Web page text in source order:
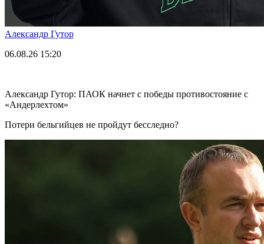
Александр Гутор
06.08.26 15:20
Александр Гутор: ПАОК начнет с победы противостояние с
«Андерлехтом»
Потери бельгийцев не пройдут бесследно?